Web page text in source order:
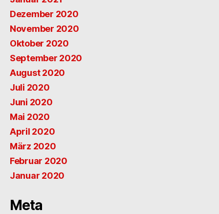
Dezember 2020
November 2020
Oktober 2020
September 2020
August 2020
Juli 2020
Juni 2020
Mai 2020
April 2020
März 2020
Februar 2020
Januar 2020
Meta